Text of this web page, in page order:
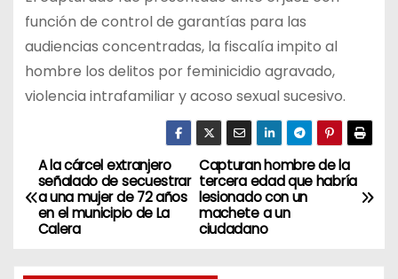
función de control de garantías para las
audiencias concentradas, la fiscalía impito al
hombre los delitos por feminicidio agravado,
violencia intrafamiliar y acoso sexual sucesivo.
N
a
Capturan hombre de la
tercera edad que habría
lesionado con un
machete a un
ciudadano
A la cárcel extranjero
señalado de secuestrar
a una mujer de 72 años
en el municipio de La
Calera